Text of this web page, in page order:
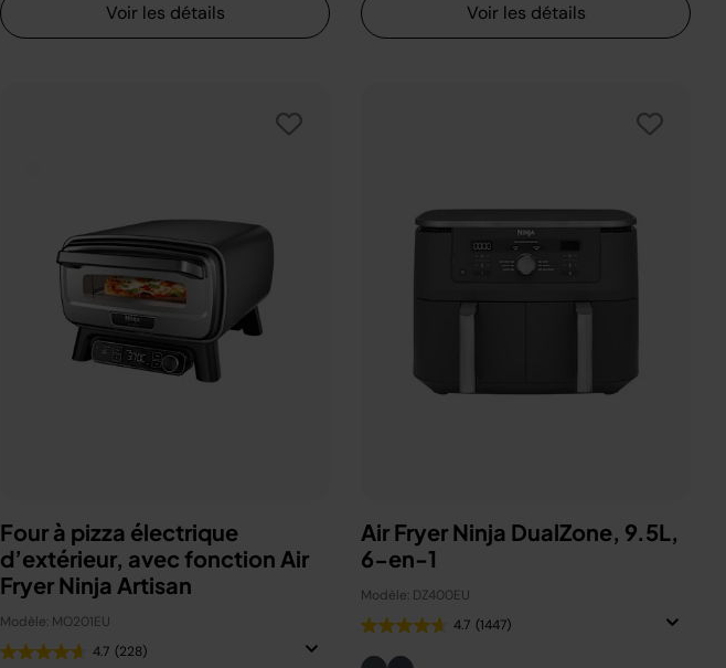
Voir les détails Voir les détails
Four à pizza électrique
d’extérieur, avec fonction Air
Fryer Ninja Artisan
Modèle: MO201EU
4.7 (228)
Air Fryer Ninja DualZone, 9.5L,
6-en-1
Modèle: DZ400EU
4.7 (1447)